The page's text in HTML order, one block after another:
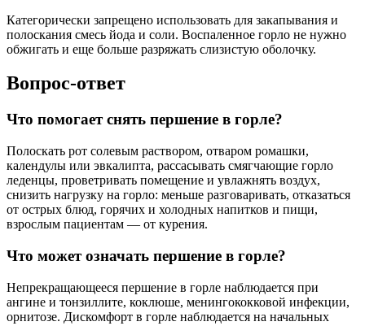
Категорически запрещено использовать для закапывания и
полоскания смесь йода и соли. Воспаленное горло не нужно
обжигать и еще больше разряжать слизистую оболочку.
Вопрос-ответ
Что помогает снять першение в горле?
Полоскать рот солевым раствором, отваром ромашки,
календулы или эвкалипта, рассасывать смягчающие горло
леденцы, проветривать помещение и увлажнять воздух,
снизить нагрузку на горло: меньше разговаривать, отказаться
от острых блюд, горячих и холодных напитков и пищи,
взрослым пациентам — от курения.
Что может означать першение в горле?
Непрекращающееся першение в горле наблюдается при
ангине и тонзиллите, коклюше, менингококковой инфекции,
орнитозе. Дискомфорт в горле наблюдается на начальных